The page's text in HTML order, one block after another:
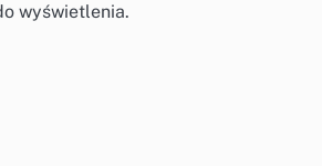
wyświetlenia.